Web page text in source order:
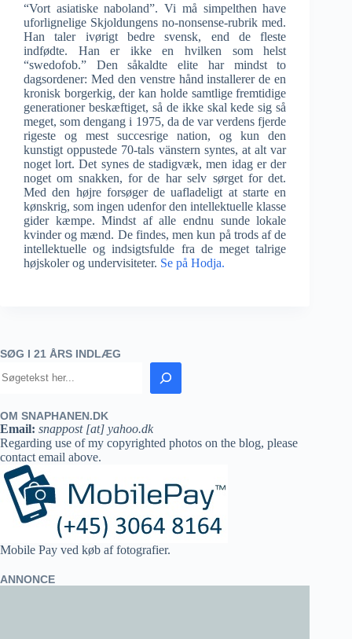
“Vort asiatiske naboland”. Vi må simpelthen have
uforlignelige Skjoldungens no-nonsense-rubrik med.
Han taler ivørigt bedre svensk, end de fleste
indfødte. Han er ikke en hvilken som helst
“swedofob.” Den såkaldte elite har mindst to
dagsordener: Med den venstre hånd installerer de en
kronisk borgerkig, der kan holde samtlige fremtidige
generationer beskæftiget, så de ikke skal kede sig så
meget, som dengang i 1975, da de var verdens fjerde
rigeste og mest succesrige nation, og kun den
kunstigt oppustede 70-tals vänstern syntes, at alt var
noget lort. Det synes de stadigvæk, men idag er der
noget om snakken, for de har selv sørget for det.
Med den højre forsøger de uafladeligt at starte en
kønskrig, som ingen udenfor den intellektuelle klasse
gider kæmpe. Mindst af alle endnu sunde lokale
kvinder og mænd. De findes, men kun på trods af de
intellektuelle og indsigtsfulde fra de meget talrige
højskoler og undervisiteter. Se på Hodja.
SØG I 21 ÅRS INDLÆG
OM SNAPHANEN.DK
Email: snappost [at] yahoo.dk
Regarding use of my copyrighted photos on the blog, please
contact email above.
Mobile Pay ved køb af fotografier.
ANNONCE